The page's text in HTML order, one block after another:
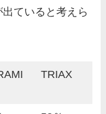
ていると考えら
TRIAX